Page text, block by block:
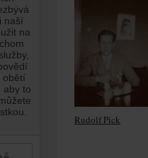
Rudolf Pick